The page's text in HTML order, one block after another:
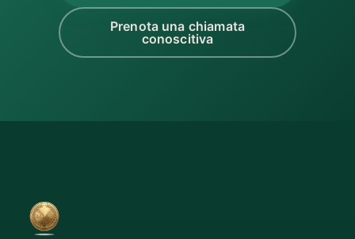
Prenota una chiamata
conoscitiva